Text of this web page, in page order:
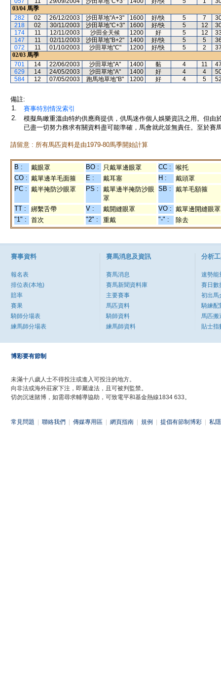
03/04 馬季
282
02 26/12/2003 沙田草地"A+3" 1600 好/快 5 7
218
02 30/11/2003 沙田草地"C+3" 1600 好/快 5 12
174
11 12/11/2003 沙田全天候 1200 好 5 12
147
11 02/11/2003 沙田草地"B+2" 1400 好/快 5 5
072
11 01/10/2003 沙田草地"C" 1200 好/快 5 2
02/03 馬季
701
14 22/06/2003 沙田草地"A" 1400 黏 4 11
629
14 24/05/2003 沙田草地"A" 1400 好 4 4
584
12 07/05/2003 跑馬地草地"B" 1200 好 4 5
備註:
1.
賽事特別情況索引
2.
模擬鳥瞰重溫由特約供應商提供，供馬迷作個人娛樂資訊之用。但
已盡一切努力務求有關資料盡可能準確，馬會就此並無責任。至於賽
請留意 : 所有馬匹資料是由1979-80馬季開始計算
B : 戴眼罩 BO : 只戴單邊眼罩 CC :
喉托
CO : 戴單邊羊毛面箍 E : 戴耳塞 H :
戴頭罩
PC : 戴半掩防沙眼罩 PS :
戴單邊半掩防沙眼
罩
SB : 戴羊毛額箍
TT : 綁繫舌帶 V : 戴開縫眼罩 VO : 戴單邊開縫眼罩
"1" :
首次 "2" : 重戴 "-" : 除去
賽事資料
報名表
排位表(本地)
賠率
賽果
騎師分場表
練馬師分場表
賽馬消息及資訊
賽馬消息
賽馬新聞資料庫
主要賽事
馬匹資料
騎師資料
練馬師資料
分析
速勢能
賽日數
初出馬
騎練配
馬匹搬
貼士指
博彩要有節制
未滿十八歲人士不得投注或進入可投注的地方。
向非法或海外莊家下注，即屬違法，且可被判監禁。
切勿沉迷賭博，如需尋求輔導協助，可致電平和基金熱線1834 633。
常見問題 聯絡我們 傳媒專用區 網頁指南 規例 提倡有節制博彩 私